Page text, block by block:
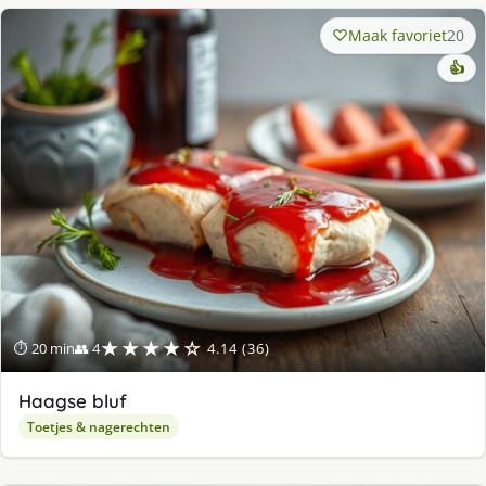
⏱ 20 min👥 4★★★★☆ 4.14 (36)
Maak favoriet20
👍
Haagse bluf
Toetjes & nagerechten